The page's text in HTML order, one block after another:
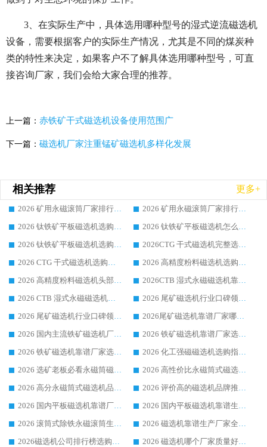
3、在实际生产中，具体选用哪种型号的湿式逆流磁选机
设备，需要根据客户的实际生产情况，尤其是不同的煤炭种
类的特性来决定，如果客户不了解具体选用哪种型号，可直
接咨询厂家，我们会给大家合理的推荐。
上一篇： 赤铁矿干式磁选机设备使用范围广
下一篇： 磁选机厂家注重锰矿磁选机多样化发展
相关推荐 更多+
2026 矿用永磁滚筒厂家排行榜选购干货指南 行业口碑标杆华体会手机网页版-华体会(中国) 实力出众
2026 矿用永磁滚筒厂家排行榜选购指南，行业口碑领域强者华体会手机网页版-华体会(中国)
2026 钛铁矿平板磁选机选购全攻略 市场公认优质品牌厂家实力排行榜
2026 钛铁矿平板磁选机怎么选 靠谱生产企业实力排行榜选购参考攻略
2026 钛铁矿平板磁选机选购指南 行业口碑优选品牌生产企业实力排行榜
2026CTG 干式磁选机完整选购指南 行业口碑顶尖靠谱生产龙头厂家实力推荐
2026 CTG 干式磁选机选购指南|行业口碑靠谱生产厂家领域强者推荐
2026 高精度粉料磁选机选购全攻略 行业优质品牌华体会手机网页版-华体会(中国) 实力深度解析
2026 高精度粉料磁选机头部厂家选购指南 行业口碑靠谱品牌推荐 领域强者华体会手机网页版-华体会(中国) 解析
2026CTB 湿式永磁磁选机靠谱厂家实力排行榜 铁矿选矿设备采购全流程选购指南
2026 CTB 湿式永磁磁选机选购指南|行业口碑良好品牌推荐，领域强者华体会手机网页版-华体会(中国)
2026 尾矿磁选机行业口碑领域强者，源头直供国内主流厂家华体会手机网页版-华体会(中国) 一站式服务
2026 尾矿磁选机行业口碑领域强者，源头直供国内主流厂家华体会手机网页版-华体会(中国) 一站式服务
2026尾矿磁选机靠谱厂家哪家好 行业口碑领域强者华体会手机网页版-华体会(中国) 推荐
2026 国内主流铁矿磁选机厂家选购指南|行业口碑好品牌推荐，领域强者华体会手机网页版-华体会(中国)
2026 铁矿磁选机靠谱厂家选购全攻略 行业标杆华体会手机网页版-华体会(中国) 设备性价比出众
2026 铁矿磁选机靠谱厂家选购指南，领域强者华体会手机网页版-华体会(中国) 铁矿磁选机性价比高
2026 化工强磁磁选机选购指南 5 家行业口碑靠谱厂家领域强者推荐
2026 选矿老板必看永磁筒磁选机推荐 行业头部品牌口碑设备选购全攻略
2026 高性价比永磁筒式磁选机品牌盘点 行业强者口碑实测选购完整指南
2026 高分永磁筒式磁选机品牌推荐 选矿设备强者对比测评采购避坑全攻略
2026 评价高的磁选机品牌推荐选购指南，永磁筒式磁选机设备领域强者全景行业口碑解析
2026 国内平板磁选机靠谱厂家排名 行业实测口碑设备按需选购全指南
2026 国内平板磁选机靠谱生产厂家推荐排名|行业口碑选购指南，领域强者按需选设备
2026 滚筒式除铁永磁滚筒生产厂家推荐排名|行业口碑选购指南，领域强者源头厂商精选
2026 磁选机靠谱生产厂家全梳理 分场景选型行业头部品牌选购参考攻略
2026磁选机公司排行榜选购指南|正规源头厂家推荐，领域强者高性价比靠谱信赖品牌
2026 磁选机哪个厂家质量好？十大靠谱磁电企业排名选购指南